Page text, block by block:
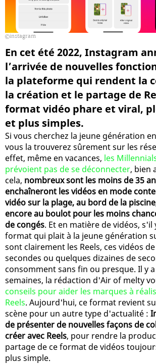
instagram
En cet été 2022, Instagram
l’arrivée de nouvelles
la plateforme qui rendent la
la création et le partage de
format vidéo phare et viral,
et plus simples.
Si vous cherchez la jeune génération
vous la trouverez sûrement sur les
effet, même en vacances, les
prévoient pas de se déconnecter, bien
cela, nombreux sont les moins de 35
enchaîneront les vidéos en mode
vidéo sur la plage, au bord de la
encore au boulot pour les moins
de congés. Et en matière de vidéos, s'il
format qui plait à la jeune génération
sont clairement les Reels, ces vidéos
secondes ou quelques dizaines de
consomment sans fin ou presque. Il y
semaines, la rédaction d'Air of melty
conseils pour aider les marques à
Reels. Aujourd'hui, ce format revient
scène pour un autre type d'actualité :
de présenter de nouvelles façons de
créer avec Reels, pour rendre la
partage de ce format de vidéos
plus simple.